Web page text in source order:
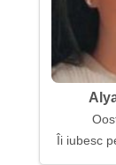
Îi iubesc